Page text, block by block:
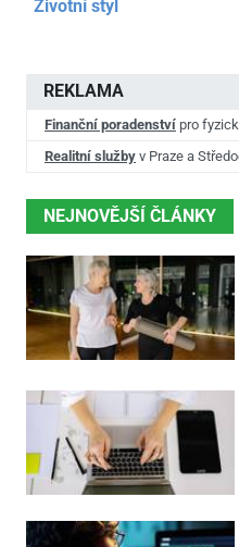
Životní styl
REKLAMA
Finanční poradenství pro
Realitní služby v Praze a
NEJNOVĚJŠÍ ČLÁNKY